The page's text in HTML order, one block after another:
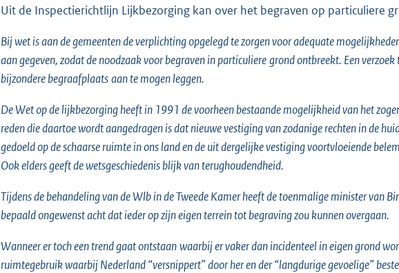
Uit de Inspectierichtlijn Lijkbezorging kan over het begraven op particuliere
Bij wet is aan de gemeenten de verplichting opgelegd te zorgen voor adequate
aan gegeven, zodat de noodzaak voor begraven in particulieregrond ontbreekt. Een
bijzondere begraafplaatsaan te mogen leggen.
De Wet op de lijkbezorging heeft in 1991 de voorheen bestaande mogelijkheid van het
reden die daartoe wordt aangedragen is dat nieuwe vestiging van zodanige rechten in de
gedoeld op de schaarse ruimte in ons land en de uit dergelijke vestiging voortvloeiende
Ook elders geeft de wetsgeschiedenis blijk van terughoudendheid.
Tijdens de behandeling van de Wlb in de Tweede Kamer heeft de toenmalige minister van
bepaald ongewenst acht dat ieder op zijn eigen terrein tot begraving zou kunnen overgaan.
Wanneer ertoch een trendgaat ontstaanwaarbij er vaker dan incidenteel in eigen grond
ruimtegebruik waarbij Nederland “versnippert” door her en der “langdurige gevoelige”